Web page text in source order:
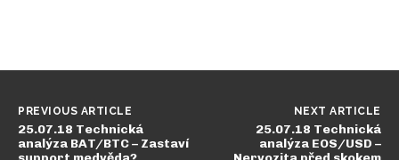
PREVIOUS ARTICLE
25.07.18 Technická
analýza BAT/BTC – Zastaví
NEXT ARTICLE
25.07.18 Technická
analýza EOS/USD –